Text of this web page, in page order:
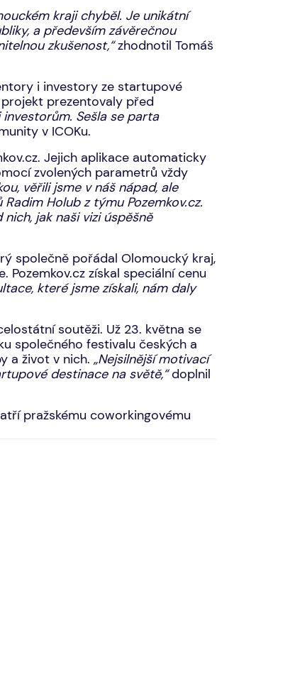
kraji chyběl. Je unikátní
a především závěrečnou
zkušenost,“zhodnotil Tomáš
i investory ze startupové
prezentovaly před
Sešla se parta
v ICOKu.
Jejich aplikace automaticky
zvolených parametrů vždy
věřili jsme v náš nápad, ale
Holub z týmu Pozemkov.cz.
jak naši vizi úspěšně
společně pořádal Olomoucký kraj,
získal speciální cenu
které jsme získali, nám daly
soutěži. Už 23. května se
společného festivalu českých a
a život v nich. „Nejsilnější motivací
destinace na světě,“doplnil
pražskému coworkingovému